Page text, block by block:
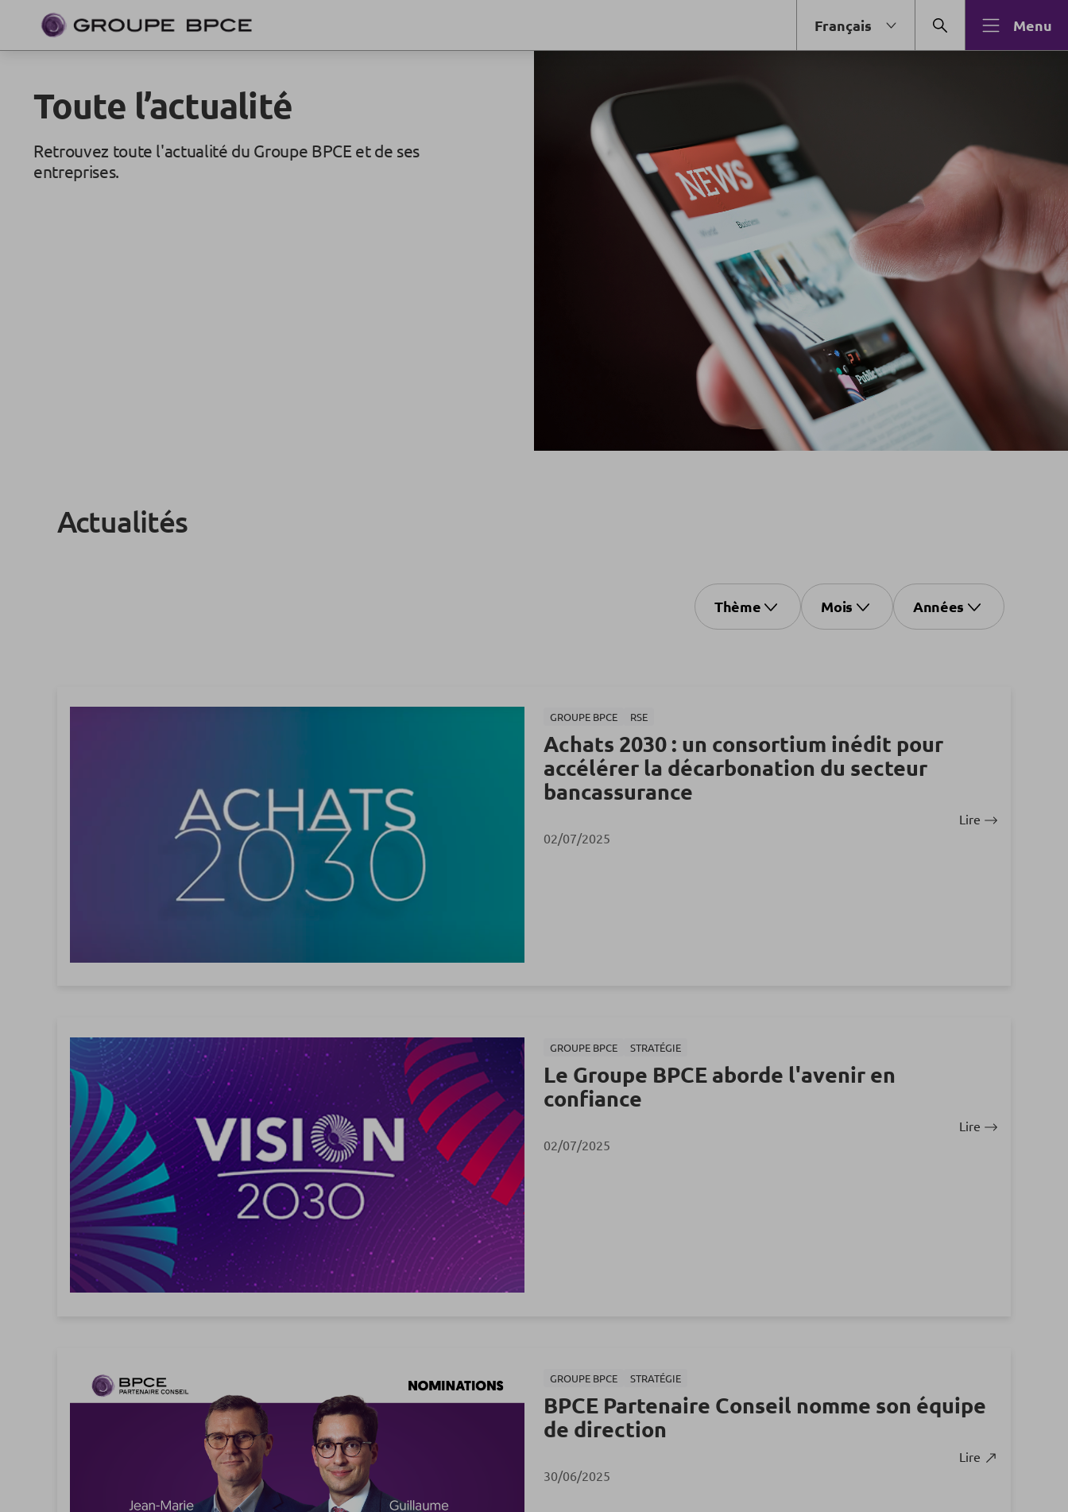
Français Menu
Toute l’actualité
Retrouvez toute l'actualité du Groupe BPCE et de ses
entreprises.
Actualités
Thème Mois Années
GROUPE BPCE RSE
Achats 2030 : un consortium inédit pour
accélérer la décarbonation du secteur
bancassurance
02/07/2025
Lire
GROUPE BPCE STRATÉGIE
Le Groupe BPCE aborde l'avenir en
confiance
02/07/2025
Lire
GROUPE BPCE STRATÉGIE
BPCE Partenaire Conseil nomme son équipe
de direction
30/06/2025
Lire